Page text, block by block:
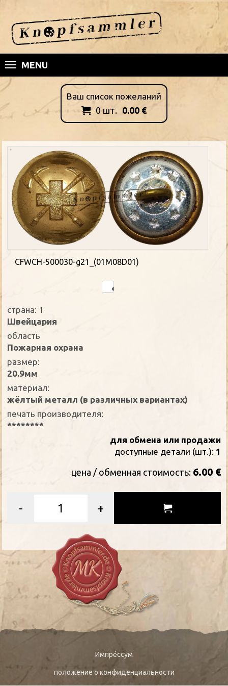
MENU
Ваш список пожеланий
 0 шт. 0.00 €
CFWCH-500030-g21_(01M08D01)
страна: 1
Швейцария
oбласть
Пожарная охрана
размер:
20.9мм
материал:
жёлтый металл (в различных вариантах)
печать производителя:
********
для обмена или продажи
доступные детали (шт.): 1
цена / oбменная стоимость: 6.00 €
- +
Импре́ссум
положение о конфиденциальности